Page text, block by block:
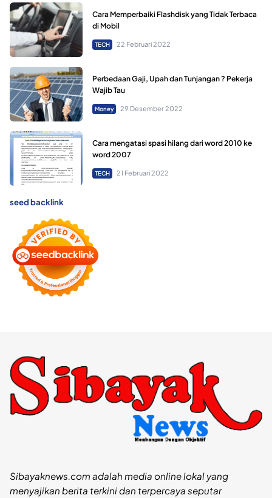
Cara Memperbaiki Flashdisk yang Tidak Terbaca
di Mobil
TECH 22 Februari 2022
Perbedaan Gaji, Upah dan Tunjangan ? Pekerja
Wajib Tau
Money 29 Desember 2022
Cara mengatasi spasi hilang dari word 2010 ke
word 2007
TECH 21 Februari 2022
seed backlink
Sibayaknews.com adalah media online lokal yang
menyajikan berita terkini dan terpercaya seputar